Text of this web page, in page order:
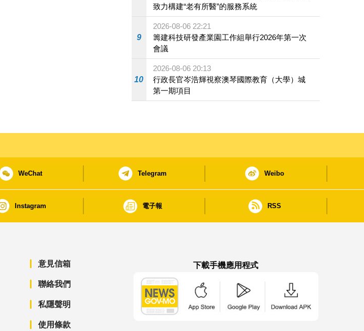
致力構建“老有所醫”的服務系統
9
2026-08-06 22:21
籌建科技研發產業園工作組舉行2026年第一次
會議
10
2026-08-06 20:13
行政長官岑浩輝視察澳琴國際教育（大學）城
第一期項目
WeChat Telegram Weibo
Instagram 電子報 RSS
意見信箱
聯絡我們
私隱聲明
使用條款
下載手機應用程式